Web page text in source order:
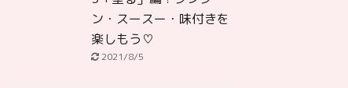
ン・スースー・味付きを
楽しもう♡
2021/8/5